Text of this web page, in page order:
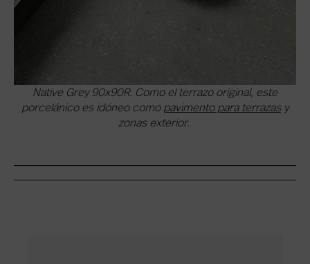
Native Grey 90x90R. Como el terrazo original, este
porcelánico es idóneo como pavimento para terrazasy
zonas exterior.